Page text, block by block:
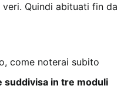
Quindi abituati fin da
come noterai subito
suddivisa in tre moduli